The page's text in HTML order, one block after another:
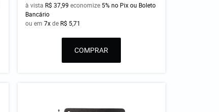
à vista R$ 37,99 economize 5% no Pix ou Boleto
Bancário
ou em7xde R$ 5,71
COMPRAR